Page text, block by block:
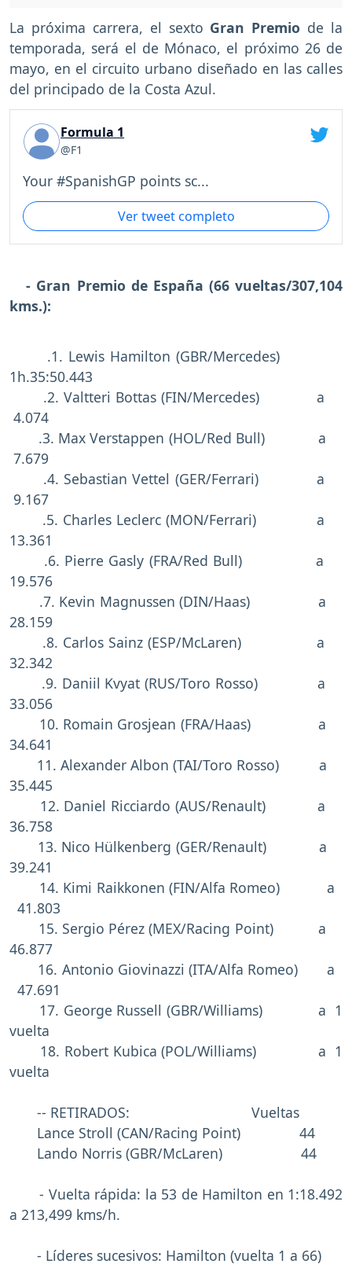
La próxima carrera, el sexto Gran Premio de la
temporada, será el de Mónaco, el próximo 26 de
mayo, en el circuito urbano diseñado en las calles
del principado de la Costa Azul.
Formula 1
@F1
Your #SpanishGP points sc...
Ver tweet completo
- Gran Premio de España (66 vueltas/307,104
kms.):
.1. Lewis Hamilton (GBR/Mercedes)
1h.35:50.443
.2. Valtteri Bottas (FIN/Mercedes) a
4.074
.3. Max Verstappen (HOL/Red Bull) a
7.679
.4. Sebastian Vettel (GER/Ferrari) a
9.167
.5. Charles Leclerc (MON/Ferrari) a
13.361
.6. Pierre Gasly (FRA/Red Bull) a
19.576
.7. Kevin Magnussen (DIN/Haas) a
28.159
.8. Carlos Sainz (ESP/McLaren) a
32.342
.9. Daniil Kvyat (RUS/Toro Rosso) a
33.056
10. Romain Grosjean (FRA/Haas) a
34.641
11. Alexander Albon (TAI/Toro Rosso) a
35.445
12. Daniel Ricciardo (AUS/Renault) a
36.758
13. Nico Hülkenberg (GER/Renault) a
39.241
14. Kimi Raikkonen (FIN/Alfa Romeo) a
41.803
15. Sergio Pérez (MEX/Racing Point) a
46.877
16. Antonio Giovinazzi (ITA/Alfa Romeo) a
47.691
17. George Russell (GBR/Williams) a 1
vuelta
18. Robert Kubica (POL/Williams) a 1
vuelta
-- RETIRADOS: Vueltas
Lance Stroll (CAN/Racing Point) 44
Lando Norris (GBR/McLaren) 44
- Vuelta rápida: la 53 de Hamilton en 1:18.492
a 213,499 kms/h.
- Líderes sucesivos: Hamilton (vuelta 1 a 66)